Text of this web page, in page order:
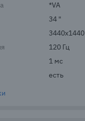
*VA
34 "
3440x1440
120 Гц
1 мс
есть